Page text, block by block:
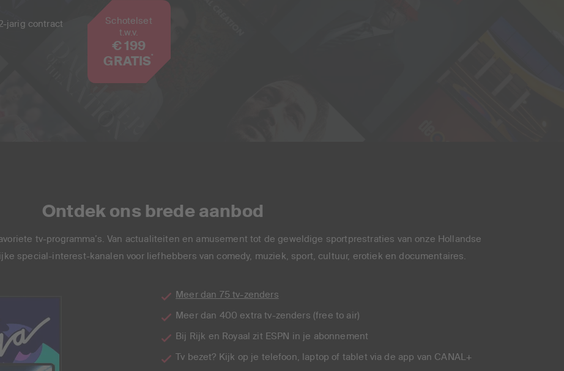
jarig contract
Schotelset
t.w.v.
€ 199
GRATIS*
Ontdek ons brede aanbod
tv-programma’s. Van actualiteiten en amusement tot de geweldige sportprestraties van onze Hollandse
special-interest-kanalen voor liefhebbers van comedy, muziek, sport, cultuur, erotiek en documentaires.
Meer dan 75 tv-zenders
Meer dan 400 extra tv-zenders (free to air)
Bij Rijk en Royaal zit ESPN in je abonnement
Tv bezet? Kijk op je telefoon, laptop of tablet via de app van CANAL+